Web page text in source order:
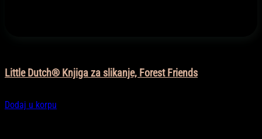
Little Dutch® Knjiga za slikanje, Forest Friends
Dodaj u korpu